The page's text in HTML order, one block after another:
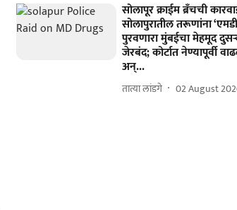
सोलापूर क्राईम ब्रॅंचची
सोलापुरातील तरूणांना
पुरवणारा मुंबईचा मेहमूद
जेरबंद; कोर्टात नेण्यापूर्वी
अन्‌...
तात्या लांडगे 02 August